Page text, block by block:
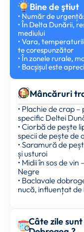
Bine de ştiut
• Număr de urgență:
• În Delta Dunării,
mediului
• Vara,
te corespunzător
• În zonele rurale,
• Bacșișul este
Mâncăruri
• Plachie de crap
specific Deltei
• Ciorbă de pește
specii de pește de
• Saramură de
și usturoi
• Midii în sos de
Negre
• Baclavale
nucă, influențat
Câte zile